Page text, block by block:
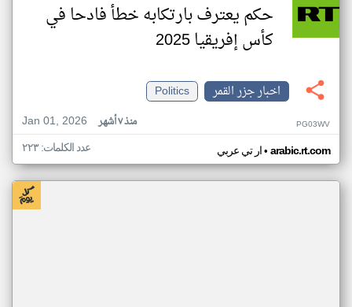
حكم يعترف بارتكابه خطأ فادحا في
كأس إفريقيا 2025
اخبار جزر القمر
Politics
Jan 01, 2026
منذ ٧ أشهر PG03WV
ار تي عربي• arabic.rt.com عدد الكلمات: ٢٢٣